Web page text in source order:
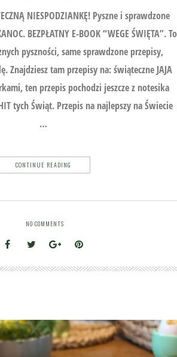
NIESPODZIANKĘ! Pyszne i sprawdzone
BEZPŁATNY E-BOOK “WEGE ŚWIĘTA”. To
pyszności, same sprawdzone przepisy,
Znajdziesz tam przepisy na: świąteczne JAJA
ten przepis pochodzi jeszcze z notesika
tych Świąt. Przepis na najlepszy na Świecie
…
CONTINUE READING
NO COMMENTS